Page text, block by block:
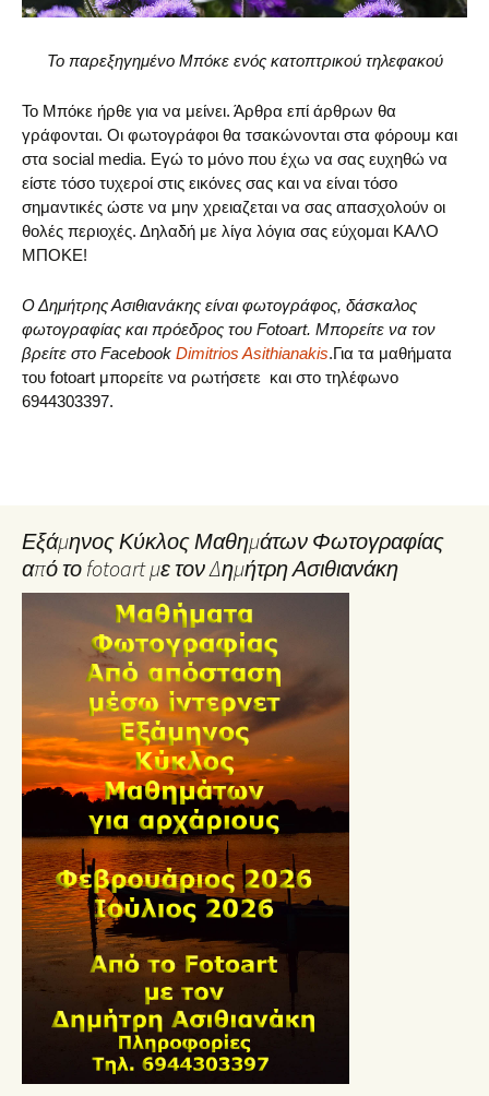
To παρεξηγημένο Μπόκε ενός κατοπτρικού τηλεφακού
Το Μπόκε ήρθε για να μείνει. Άρθρα επί άρθρων θα
γράφονται. Οι φωτογράφοι θα τσακώνονται στα φόρουμ και
στα social media. Εγώ το μόνο που έχω να σας ευχηθώ να
είστε τόσο τυχεροί στις εικόνες σας και να είναι τόσο
σημαντικές ώστε να μην χρειαζεται να σας απασχολούν οι
θολές περιοχές. Δηλαδή με λίγα λόγια σας εύχομαι ΚΑΛΟ
ΜΠΟΚΕ!
Ο Δημήτρης Ασιθιανάκης είναι φωτογράφος, δάσκαλος
φωτογραφίας και πρόεδρος του Fotoart. Μπορείτε να τον
βρείτε στο Facebook Dimitrios Asithianakis.Για τα μαθήματα
του fotoart μπορείτε να ρωτήσετε και στο τηλέφωνο
6944303397.
Εξάμηνος Κύκλος Μαθημάτων Φωτογραφίας
από το fotoart με τον Δημήτρη Ασιθιανάκη